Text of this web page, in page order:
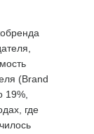
(Brand
19%,
где